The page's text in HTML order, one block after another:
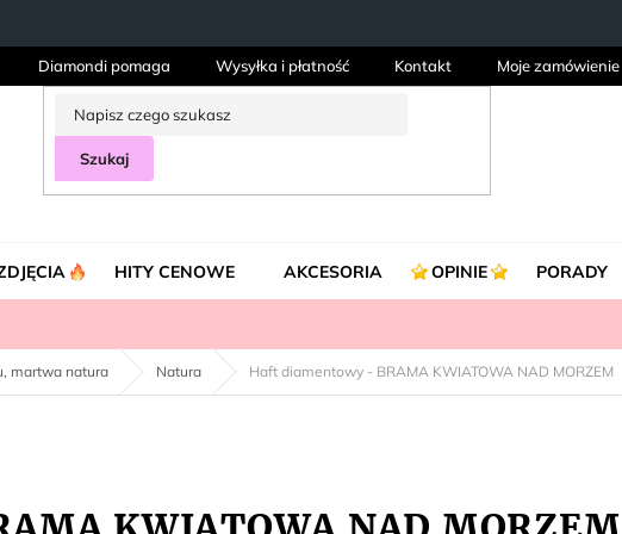
Diamondi pomaga Wysyłka i płatność Kontakt Moje zamówienie
Szukaj
HITY CENOWE AKCESORIA OPINIE PORADY
martwa natura Natura Haft diamentowy - BRAMA KWIATOWA NAD MORZEM